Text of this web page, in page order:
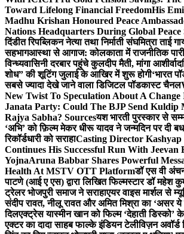
Toward Lifelong Financial FreedomHis
Madhu Krishan Honoured Peace
Nations Headquarters During Global Peace
दिंडीत रिपब्लिकन नेत्या तथा निर्माती संघमित्रा ताई
सहभागआस्था से आगाज: कोलकाता में राजनीतिक
विन्ध्यवासिनी दरबार पहुंचे कुलदीप मैती, मांगा आशीर्वाद
शोध” की शूटिंग जुलाई के आखिर में शुरू होगी‘भारत
सबसे ज्यादा देखे जाने वाला डिजिटल पॉडकास्ट चैनल
New Twist To Speculation About A
Janata Party: Could The BJP Send Kuldip
Rajya Sabha? Sourcesयश भारती पुरस्कार से
‘अभि’ को फ़िल्म मेकर धीरू यादव ने जन्मदिन पर दी
रिकॉर्डधारी को सराहाCasting Director
Continues His Successful Run With Jeevan
YojnaAruna Babbar Shares Powerful
Health At MSTV OTT Platformडॉ एस वी अंचन
पाटणे (आई ए एस) द्वारा लिखित फिल्मस्टार डॉ महेश
ट्रेलर भोजपुरी समाज ने सराहाएयर वाइस मार्शल से
संदीप रावत, नीलू रावत और अमित मिश्रा का ‘असर ये
दिलएक्ट्रेस यास्मीन खान को फिल्म ‘देहाती डिस्को’
एक्टर का दादा साहब फाल्के इंडियन टेलीविज़न अवॉर्ड